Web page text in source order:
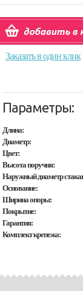
Заказать в один клик
Параметры:
Длина:
Диаметр:
Цвет:
Высота поручня:
Наружный диаметр
Основание:
Ширина опоры:
Покрытие:
Гарантия:
Комплект крепежа: